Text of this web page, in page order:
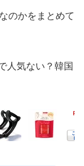
のかをまとめて
人気ない？韓国